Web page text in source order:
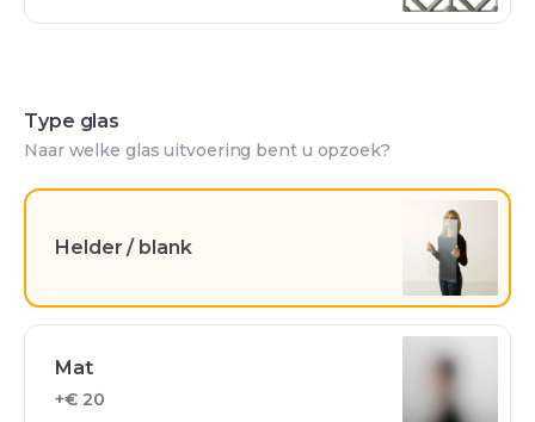
Type glas
Naar welke glas uitvoering bent u opzoek?
Helder / blank
Mat
+€ 20